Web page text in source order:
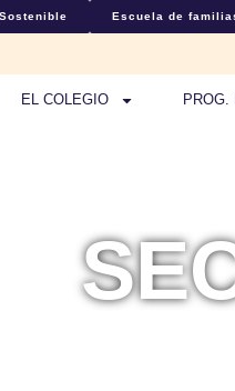
Escuela de
EL COLEGIO PROG.